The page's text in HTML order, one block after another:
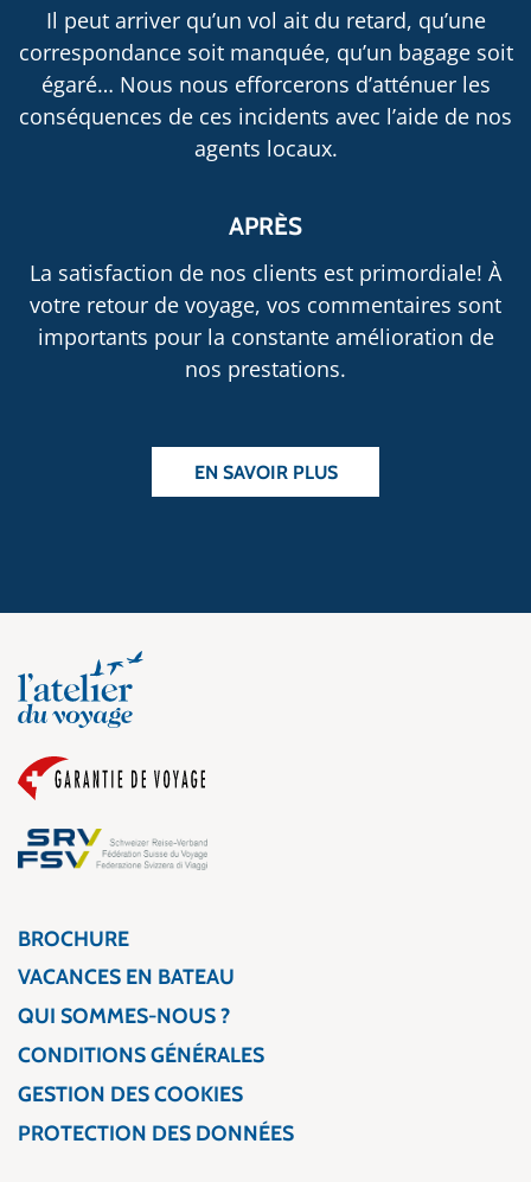
Il peut arriver qu’un vol ait du retard, qu’une
correspondance soit manquée, qu’un bagage soit
égaré… Nous nous efforcerons d’atténuer les
conséquences de ces incidents avec l’aide de nos
agents locaux.
APRÈS
La satisfaction de nos clients est primordiale! À
votre retour de voyage, vos commentaires sont
importants pour la constante amélioration de
nos prestations.
EN SAVOIR PLUS
BROCHURE
VACANCES EN BATEAU
QUI SOMMES-NOUS ?
CONDITIONS GÉNÉRALES
GESTION DES COOKIES
PROTECTION DES DONNÉES